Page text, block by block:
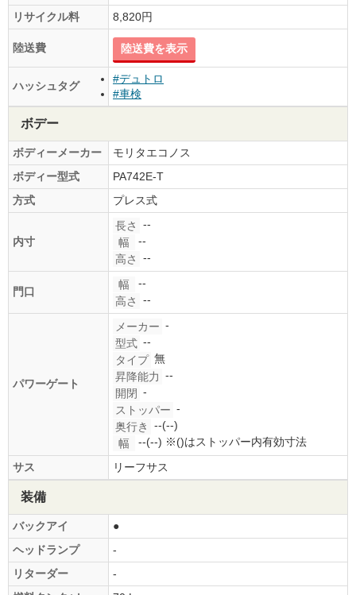
リサイクル料 8,820円
陸送費 陸送費を表示
ハッシュタグ
#デュトロ
#車検
ボデー
ボディーメーカー
モリタエコノス
ボディー型式
PA742E-T
方式
プレス式
内寸
長さ
--
幅
--
高さ
--
門口
幅
--
高さ
--
パワーゲート
メーカー -
型式 --
タイプ 無
昇降能力 --
開閉 -
ストッパー -
奥行き
--(--)
幅
--(--) ※()はストッパー内有効寸法
サス
リーフサス
装備
バックアイ
●
ヘッドランプ
-
リターダー
-